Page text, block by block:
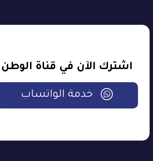
اشترك الآن في قناة الوطن
خدمة الواتساب